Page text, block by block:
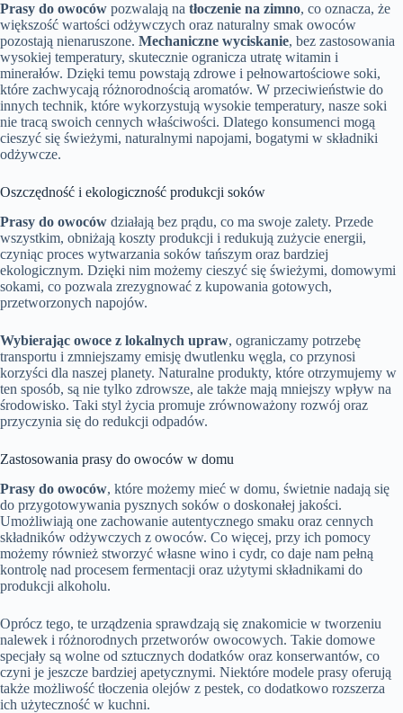
Prasy do owoców pozwalają na tłoczenie na zimno, co oznacza, że
większość wartości odżywczych oraz naturalny smak owoców
pozostają nienaruszone. Mechaniczne wyciskanie, bez zastosowania
wysokiej temperatury, skutecznie ogranicza utratę witamin i
minerałów. Dzięki temu powstają zdrowe i pełnowartościowe soki,
które zachwycają różnorodnością aromatów. W przeciwieństwie do
innych technik, które wykorzystują wysokie temperatury, nasze soki
nie tracą swoich cennych właściwości. Dlatego konsumenci mogą
cieszyć się świeżymi, naturalnymi napojami, bogatymi w składniki
odżywcze.
Oszczędność i ekologiczność produkcji soków
Prasy do owoców działają bez prądu, co ma swoje zalety. Przede
wszystkim, obniżają koszty produkcji i redukują zużycie energii,
czyniąc proces wytwarzania soków tańszym oraz bardziej
ekologicznym. Dzięki nim możemy cieszyć się świeżymi, domowymi
sokami, co pozwala zrezygnować z kupowania gotowych,
przetworzonych napojów.
Wybierając owoce z lokalnych upraw, ograniczamy potrzebę
transportu i zmniejszamy emisję dwutlenku węgla, co przynosi
korzyści dla naszej planety. Naturalne produkty, które otrzymujemy w
ten sposób, są nie tylko zdrowsze, ale także mają mniejszy wpływ na
środowisko. Taki styl życia promuje zrównoważony rozwój oraz
przyczynia się do redukcji odpadów.
Zastosowania prasy do owoców w domu
Prasy do owoców, które możemy mieć w domu, świetnie nadają się
do przygotowywania pysznych soków o doskonałej jakości.
Umożliwiają one zachowanie autentycznego smaku oraz cennych
składników odżywczych z owoców. Co więcej, przy ich pomocy
możemy również stworzyć własne wino i cydr, co daje nam pełną
kontrolę nad procesem fermentacji oraz użytymi składnikami do
produkcji alkoholu.
Oprócz tego, te urządzenia sprawdzają się znakomicie w tworzeniu
nalewek i różnorodnych przetworów owocowych. Takie domowe
specjały są wolne od sztucznych dodatków oraz konserwantów, co
czyni je jeszcze bardziej apetycznymi. Niektóre modele prasy oferują
także możliwość tłoczenia olejów z pestek, co dodatkowo rozszerza
ich użyteczność w kuchni.